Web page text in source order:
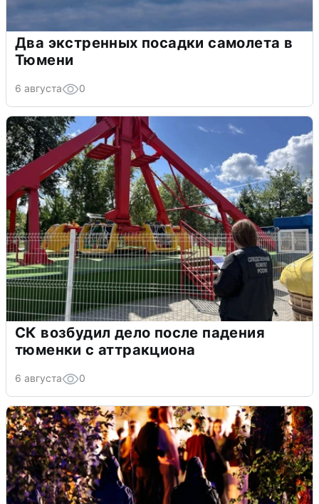
Два экстренных посадки самолета в
Тюмени
6 августа 0
СК возбудил дело после падения
тюменки с аттракциона
6 августа 0